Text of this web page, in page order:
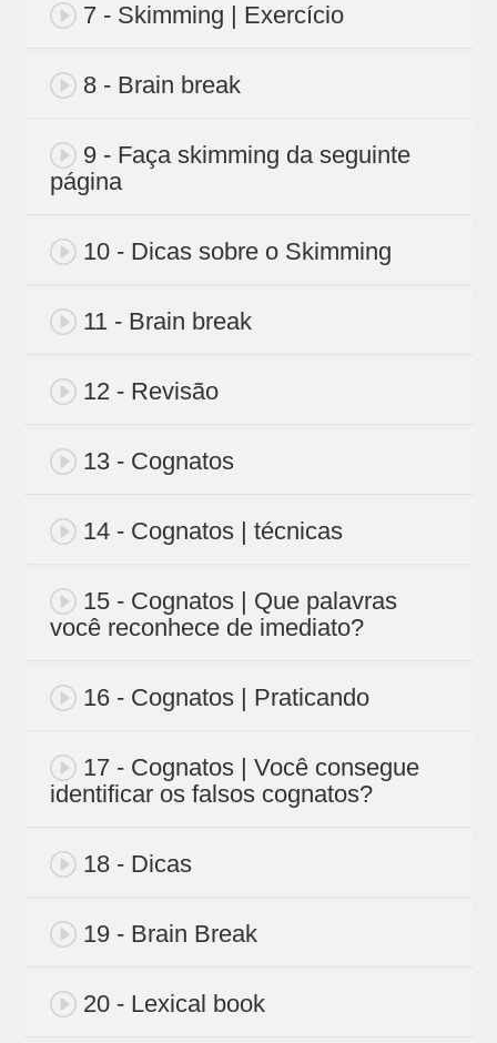
7 - Skimming | Exercício
8 - Brain break
9 - Faça skimming da seguinte
página
10 - Dicas sobre o Skimming
11 - Brain break
12 - Revisão
13 - Cognatos
14 - Cognatos | técnicas
15 - Cognatos | Que palavras
você reconhece de imediato?
16 - Cognatos | Praticando
17 - Cognatos | Você consegue
identificar os falsos cognatos?
18 - Dicas
19 - Brain Break
20 - Lexical book